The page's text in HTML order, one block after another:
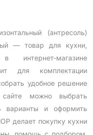
(антресоль)
— товар для кухни,
магазине
для комплектации
удобное решение
можно выбрать
варианты и оформить
делает покупку кухни